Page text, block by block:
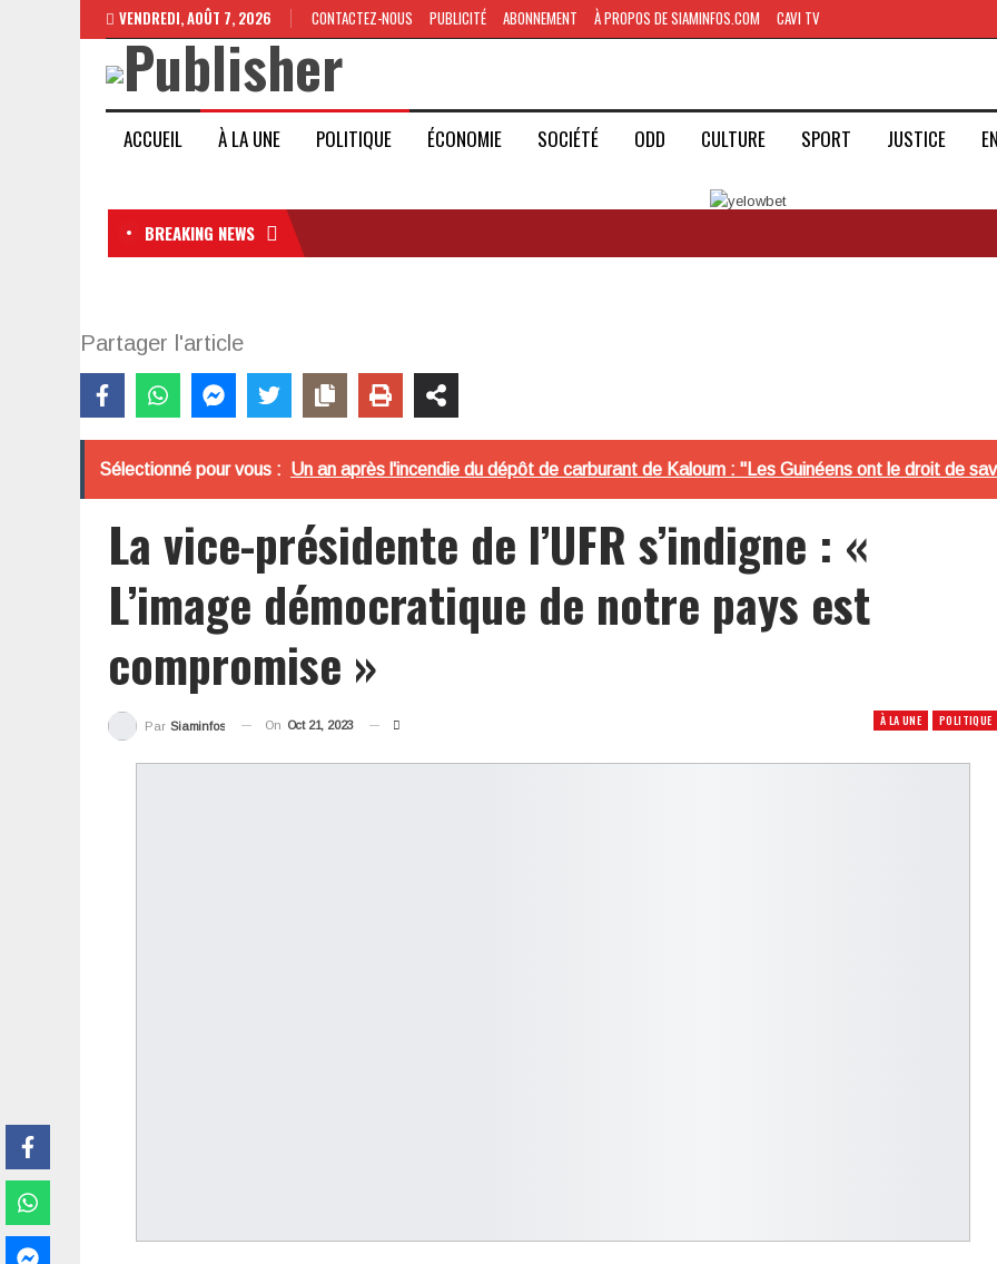
VENDREDI, AOÛT 7, 2026 CONTACTEZ-NOUS PUBLICITÉ ABONNEMENT À PROPOS DE SIAMINFOS.COM CAVI TV
ACCUEIL À LA UNE POLITIQUE ÉCONOMIE SOCIÉTÉ ODD CULTURE SPORT JUSTICE
BREAKING NEWS
Partager l'article
Sélectionné pour vous : Un an après l'incendie du dépôt de carburant de Kaloum : "Les Guinéens ont le droit de
La vice-présidente de l’UFR s’indigne : «
L’image démocratique de notre pays est
compromise »
À LA UNE POLITIQUE
Par Siaminfos On Oct 21, 2023